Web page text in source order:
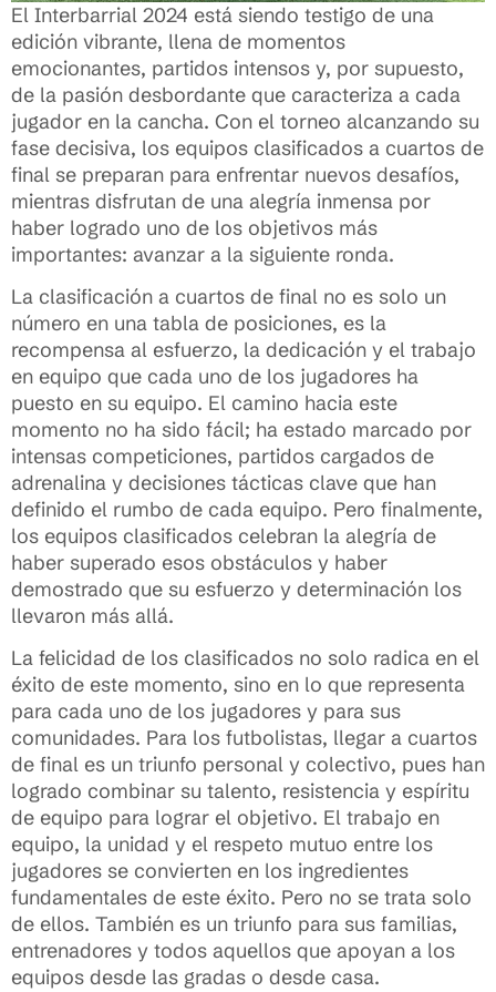
El Interbarrial 2024 está siendo testigo de una
edición vibrante, llena de momentos
emocionantes, partidos intensos y, por supuesto,
de la pasión desbordante que caracteriza a cada
jugador en la cancha. Con el torneo alcanzando su
fase decisiva, los equipos clasificados a cuartos de
final se preparan para enfrentar nuevos desafíos,
mientras disfrutan de una alegría inmensa por
haber logrado uno de los objetivos más
importantes: avanzar a la siguiente ronda.
La clasificación a cuartos de final no es solo un
número en una tabla de posiciones, es la
recompensa al esfuerzo, la dedicación y el trabajo
en equipo que cada uno de los jugadores ha
puesto en su equipo. El camino hacia este
momento no ha sido fácil; ha estado marcado por
intensas competiciones, partidos cargados de
adrenalina y decisiones tácticas clave que han
definido el rumbo de cada equipo. Pero finalmente,
los equipos clasificados celebran la alegría de
haber superado esos obstáculos y haber
demostrado que su esfuerzo y determinación los
llevaron más allá.
La felicidad de los clasificados no solo radica en el
éxito de este momento, sino en lo que representa
para cada uno de los jugadores y para sus
comunidades. Para los futbolistas, llegar a cuartos
de final es un triunfo personal y colectivo, pues han
logrado combinar su talento, resistencia y espíritu
de equipo para lograr el objetivo. El trabajo en
equipo, la unidad y el respeto mutuo entre los
jugadores se convierten en los ingredientes
fundamentales de este éxito. Pero no se trata solo
de ellos. También es un triunfo para sus familias,
entrenadores y todos aquellos que apoyan a los
equipos desde las gradas o desde casa.